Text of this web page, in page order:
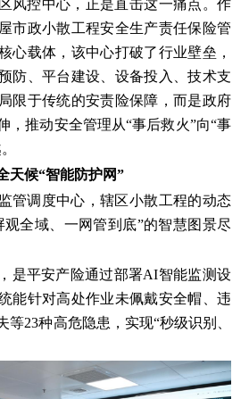
风控中心，正是直击这一痛点。作
市政小散工程安全生产责任保险管
心载体，该中心打破了行业壁垒，
防、平台建设、设备投入、技术支
限于传统的安责险保障，而是政府
，推动安全管理从“事后救火”向“事
天候“智能防护网”
管调度中心，辖区小散工程的动态
全域、一网管到底”的智慧图景尽
是平安产险通过部署AI智能监测设
能针对高处作业未佩戴安全帽、违
等23种高危隐患，实现“秒级识别、